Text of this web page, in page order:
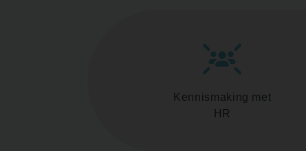
Kennismaking met
HR